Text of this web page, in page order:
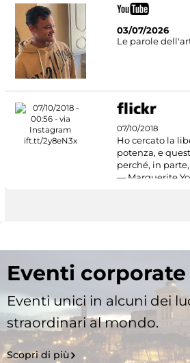
03/07/2026
Le parole
07/10/2018
Ho cercato la
potenza, e
perché, in
— Marguerite
Eventi corporate
Eventi unici in alcuni dei
straordinari al mondo.
Scopri di più